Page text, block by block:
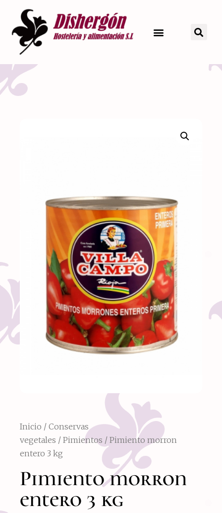
Inicio / Conservas
vegetales / Pimientos / Pimiento morron
entero 3 kg
Pimiento morron
entero 3 kg